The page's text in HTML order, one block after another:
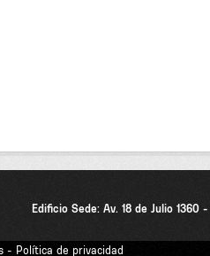
Edificio Sede: Av. 18 de Julio 1360
- Política de privacidad